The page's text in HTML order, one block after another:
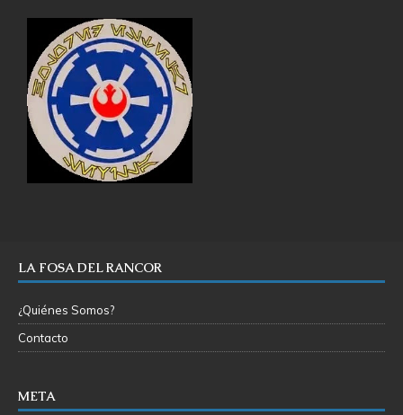
LA FOSA DEL RANCOR
¿Quiénes Somos?
Contacto
META